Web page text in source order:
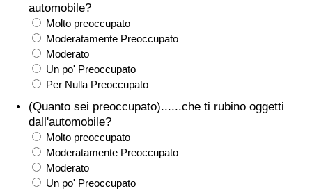
automobile?
Molto preoccupato
Moderatamente Preoccupato
Moderato
Un po' Preoccupato
Per Nulla Preoccupato
(Quanto sei preoccupato)......che ti rubino oggetti
dall'automobile?
Molto preoccupato
Moderatamente Preoccupato
Moderato
Un po' Preoccupato